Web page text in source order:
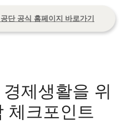
단 공식 홈페이지 바로가기
제생활을 위
체크포인트